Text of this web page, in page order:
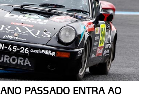
PASSADO ENTRA AO